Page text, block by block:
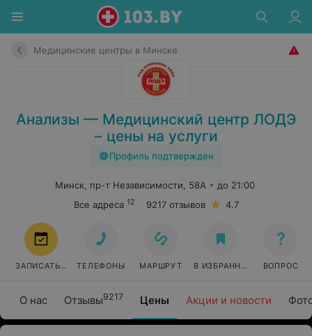
Медицинские центры в Минске
Анализы — Медицинский центр ЛОДЭ
– цены на услуги
Профиль подтвержден
О нас Отзывы9217 Цены Акции и новости
Минск, пр-т Независимости, 58А
до 21:00
Все адреса 12 9217 отзывов 4.7
ЗАПИСАТЬСЯ ТЕЛЕФОНЫ МАРШРУТ В ИЗБРАННОЕ ВОПРОС